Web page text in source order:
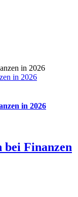
in 2026
in 2026
bei Finanzen